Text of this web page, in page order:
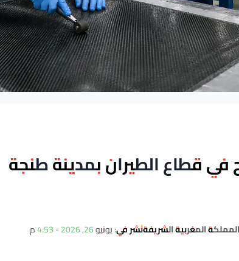
المغربية الشريفةنُشر في:يونيو 26, 2026 - 4:53 م